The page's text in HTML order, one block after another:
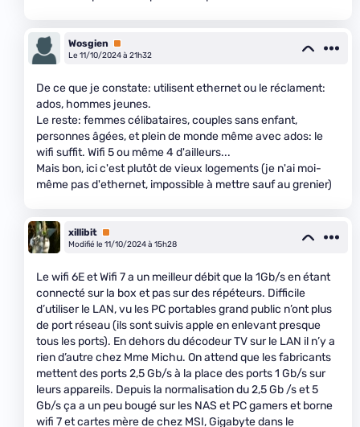
Wosgien
Premium
Le 11/10/2024 à 21h32
De ce que je constate: utilisent ethernet ou le réclament:
ados, hommes jeunes.
Le reste: femmes célibataires, couples sans enfant,
personnes âgées, et plein de monde même avec ados: le
wifi suffit. Wifi 5 ou même 4 d'ailleurs...
Mais bon, ici c'est plutôt de vieux logements (je n'ai moi-
même pas d'ethernet, impossible à mettre sauf au grenier)
xillibit Premium
Modifié le 11/10/2024 à 15h28
Le wifi 6E et Wifi 7 a un meilleur débit que la 1Gb/s en étant
connecté sur la box et pas sur des répéteurs. Difficile
d’utiliser le LAN, vu les PC portables grand public n’ont plus
de port réseau (ils sont suivis apple en enlevant presque
tous les ports). En dehors du décodeur TV sur le LAN il n’y a
rien d’autre chez Mme Michu. On attend que les fabricants
mettent des ports 2,5 Gb/s à la place des ports 1 Gb/s sur
leurs appareils. Depuis la normalisation du 2,5 Gb /s et 5
Gb/s ça a un peu bougé sur les NAS et PC gamers et borne
wifi 7 et cartes mère de chez MSI, Gigabyte dans le